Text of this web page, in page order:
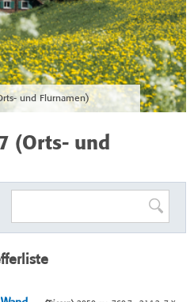
und Flurnamen)
(Orts- und